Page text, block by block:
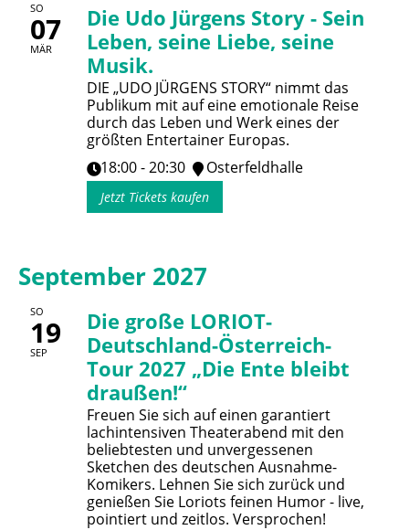
SO
07
MÄR
Die Udo Jürgens Story - Sein
Leben, seine Liebe, seine
Musik.
DIE „UDO JÜRGENS STORY“ nimmt das
Publikum mit auf eine emotionale Reise
durch das Leben und Werk eines der
größten Entertainer Europas.
18:00 - 20:30
Osterfeldhalle
Jetzt Tickets kaufen
September 2027
SO
19
SEP
Die große LORIOT-
Deutschland-Österreich-
Tour 2027 „Die Ente bleibt
draußen!“
Freuen Sie sich auf einen garantiert
lachintensiven Theaterabend mit den
beliebtesten und unvergessenen
Sketchen des deutschen Ausnahme-
Komikers. Lehnen Sie sich zurück und
genießen Sie Loriots feinen Humor - live,
pointiert und zeitlos. Versprochen!